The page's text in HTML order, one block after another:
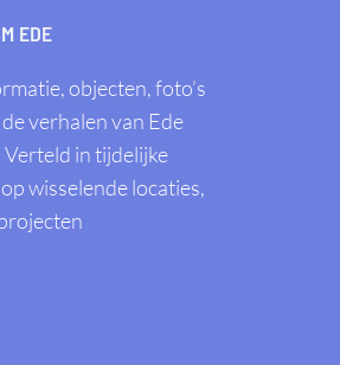
EDE
objecten, foto’s
verhalen van Ede
in tijdelijke
wisselende locaties,